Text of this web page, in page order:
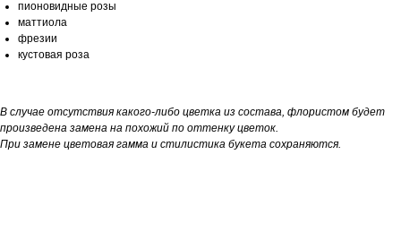
пионовидные розы
маттиола
фрезии
кустовая роза
В случае отсутствия какого-либо цветка из состава, флористом будет
произведена замена на похожий по оттенку цветок.
При замене цветовая гамма и стилистика букета сохраняются.